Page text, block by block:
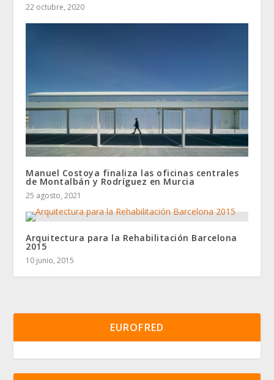
22 octubre, 2020
Manuel Costoya finaliza las oficinas centrales
de Montalbán y Rodríguez en Murcia
25 agosto, 2021
Arquitectura para la Rehabilitación Barcelona
2015
10 junio, 2015
EUROFRED